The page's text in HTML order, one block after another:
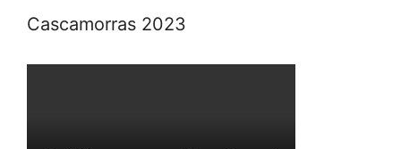
Cascamorras 2023